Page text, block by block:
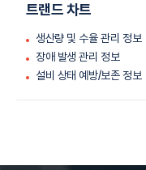
트랜드 차트
생산량 및 수율 관리 정보
장애 발생 관리 정보
설비 상태 예방/보존 정보